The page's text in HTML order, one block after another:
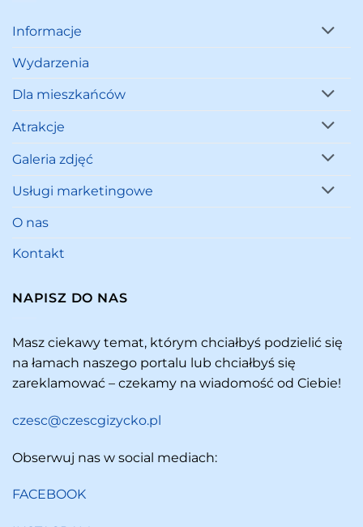
Informacje
Wydarzenia
Dla mieszkańców
Atrakcje
Galeria zdjęć
Usługi marketingowe
O nas
Kontakt
NAPISZ DO NAS
Masz ciekawy temat, którym chciałbyś podzielić się
na łamach naszego portalu lub chciałbyś się
zareklamować – czekamy na wiadomość od Ciebie!
czesc@czescgizycko.pl
Obserwuj nas w social mediach:
FACEBOOK